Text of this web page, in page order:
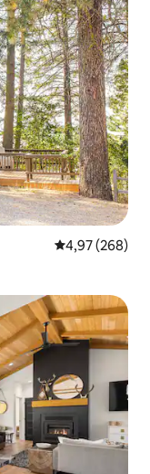
Classificação
4,97 (268)